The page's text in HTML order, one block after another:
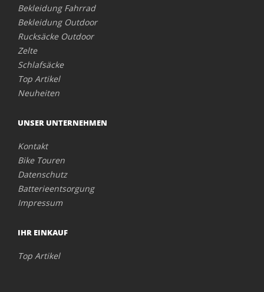
Bekleidung Fahrrad
Bekleidung Outdoor
Rucksäcke Outdoor
Zelte
Schlafsäcke
Top Artikel
Neuheiten
UNSER UNTERNEHMEN
Kontakt
Bike Touren
Datenschutz
Batterieentsorgung
Impressum
IHR EINKAUF
Top Artikel